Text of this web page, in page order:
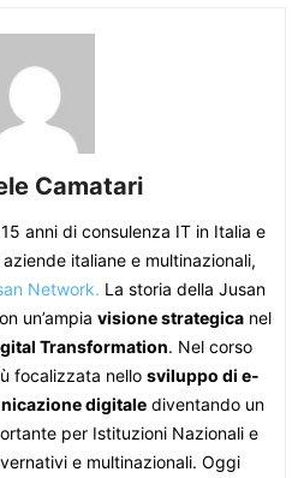
Camatari
anni di consulenza IT in Italia e
italiane e multinazionali,
Network. La storia della Jusan
un’ampia visione strategica nel
Transformation. Nel corso
focalizzata nello sviluppo di e-
digitalediventando un
per Istituzioni Nazionali e
e multinazionali. Oggi